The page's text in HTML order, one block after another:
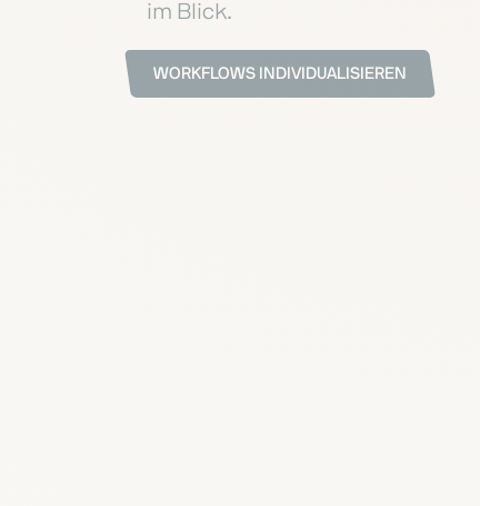
im Blick.
WORKFLOWS INDIVIDUALISIEREN